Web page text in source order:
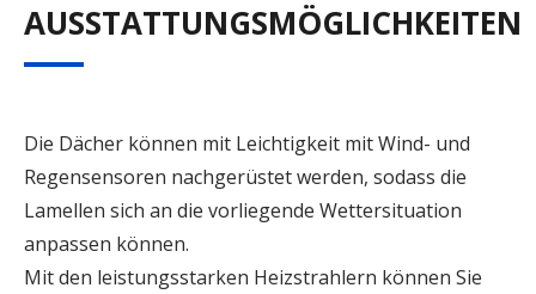
AUSSTATTUNGSMÖGLICHKEITEN
Die Dächer können mit Leichtigkeit mit Wind- und
Regensensoren nachgerüstet werden, sodass die
Lamellen sich an die vorliegende Wettersituation
anpassen können.
Mit den leistungsstarken Heizstrahlern können Sie